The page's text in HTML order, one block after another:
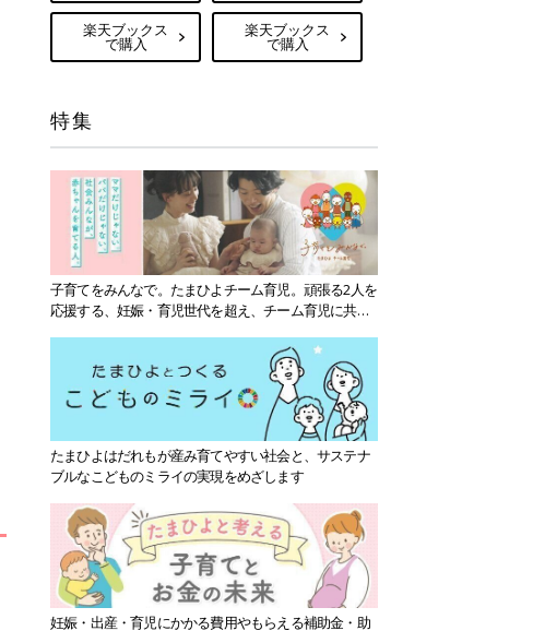
楽天ブックス
で購入
楽天ブックス
で購入
特集
子育てをみんなで。たまひよチーム育児。頑張る2人を
応援する、妊娠・育児世代を超え、チーム育児に共感
たまひよはだれもが産み育てやすい社会と、サステナ
ブルなこどものミライの実現をめざします
妊娠・出産・育児にかかる費用やもらえる補助金・助